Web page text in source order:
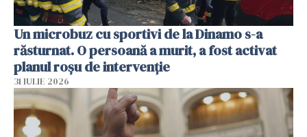
Un microbuz cu sportivi de la Dinamo s-a
răsturnat. O persoană a murit, a fost activat
planul roșu de intervenție
31 IULIE 2026